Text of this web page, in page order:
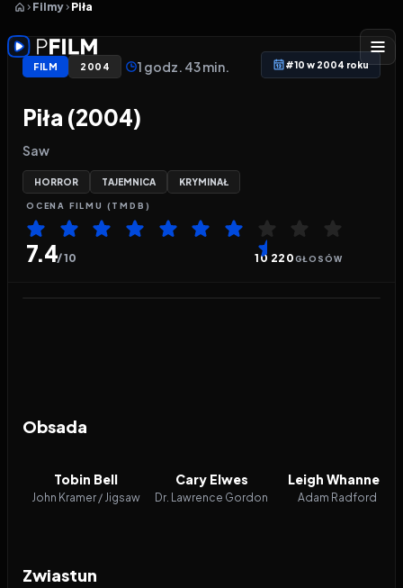
Filmy Piła
FILM 2004 1 godz. 43 min. #10 w 2004 roku
Piła (2004)
Saw
HORROR TAJEMNICA KRYMINAŁ
OCENA FILMU (TMDB)
7.4/ 10 10 220GŁOSÓW
Obsada
Tobin Bell
John Kramer / Jigsaw
Cary Elwes
Dr. Lawrence Gordon
Leigh Whannell
Adam Radford
Zwiastun